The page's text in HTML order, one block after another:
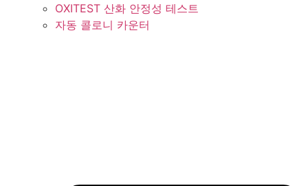
OXITEST 산화 안정성 테스트
자동 콜로니 카운터